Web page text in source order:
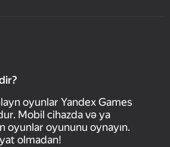
oyunlar Yandex Games
Mobil cihazda və ya
oyunlar oyununu oynayın.
olmadan!